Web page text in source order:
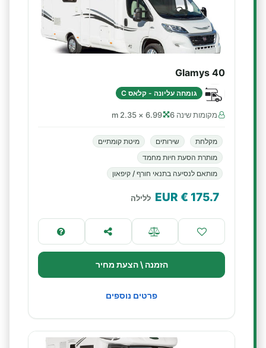
Glamys 40
גומחה עליונה - קלאס C
מקומות שינה 6 6.99 × 2.35 m
מקלחת שירותים
מיטת קומתיים
מותרת הסעת חיות מחמד
מותאם לנסיעה בתנאי חורף / קיפאון
175.7
€ EUR ללילה
הזמנה \ הצעת מחיר
פרטים נוספים